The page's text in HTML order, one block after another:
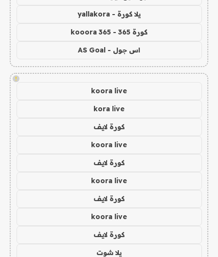
يلا كورة - yallakora
كورة 365 - kooora 365
اس جول - AS Goal
!
koora live
kora live
كورة لايف
koora live
كورة لايف
koora live
كورة لايف
koora live
كورة لايف
يلا شوت